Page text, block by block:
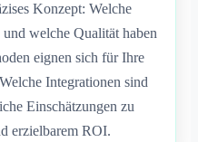
Konzept: Welche
welche Qualität haben
eignen sich für Ihre
Integrationen sind
Einschätzungen zu
erzielbarem ROI.